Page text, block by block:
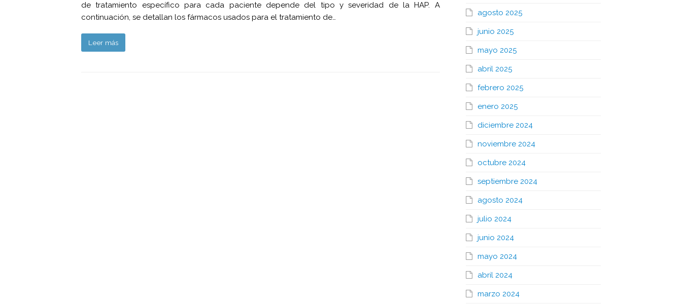
de tratamiento específico para cada paciente depende del tipo y severidad de la HAP. A
continuación, se detallan los fármacos usados para el tratamiento de…
Leer más
agosto 2025
junio 2025
mayo 2025
abril 2025
febrero 2025
enero 2025
diciembre 2024
noviembre 2024
octubre 2024
septiembre 2024
agosto 2024
julio 2024
junio 2024
mayo 2024
abril 2024
marzo 2024